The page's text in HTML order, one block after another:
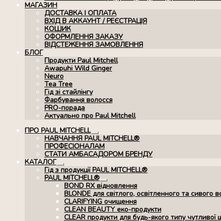
МАГАЗИН
ДОСТАВКА І ОПЛАТА
ВХІД В АККАУНТ / РЕЄСТРАЦІЯ
КОШИК
ОФОРМЛЕННЯ ЗАКАЗУ
ВІДСТЕЖЕННЯ ЗАМОВЛЕННЯ
БЛОГ
Продукти Paul Mitchell
Awapuhi Wild Ginger
Neuro
Tea Tree
Гід зі стайлінгу
Фарбування волосся
PRO-порада
Актуально про Paul Mitchell
ПРО PAUL MITCHELL
Розгорнуте
вкладене
меню
НАВЧАННЯ PAUL MITCHELL®
ПРОФЕСІОНАЛАМ
СТАТИ АМБАСАДОРОМ БРЕНДУ
КАТАЛОГ
Розгорнуте
вкладене
меню
Гід з продукції PAUL MITCHELL®
PAUL MITCHELL®
Розгорнуте
вкладене
меню
BOND RX вiдновлення
BLONDE для світлого, освітленного та сивого
CLARIFYING очищення
CLEAN BEAUTY еко-продукти
CLEAR продукти для будь-якого типу чутливої